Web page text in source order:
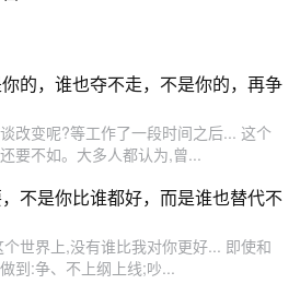
的
不
敢
的，谁也夺不走，不是你的，再争
改变呢?等工作了一段时间之后... 这个
要不如。大多人都认为,曾...
不是你比谁都好，而是谁也替代不
世界上,没有谁比我对你更好... 即使和
到:争、不上纲上线;吵...